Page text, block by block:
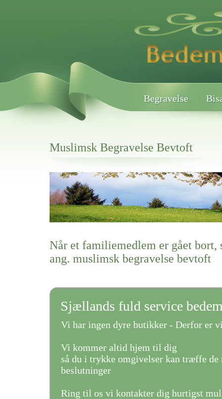
Begravelse
Muslimsk Begravelse Bevtoft
Her hos os får du altid en god afslutning når det gælder
Muslimsk Begravelse Bevtoft
vi hjælper i alle faser af begravelsel
Når et familiemedlem er gået bort,
ang. muslimsk begravelse bevtoft
Sjællands fuld service
Vi har ingen dyre butikker - Derfor er
Vi kommer altid hjem til dig
så du i trykke omgivelser kan træffe de
beslutninger
Ring til os vi kontakter dig hurtigst